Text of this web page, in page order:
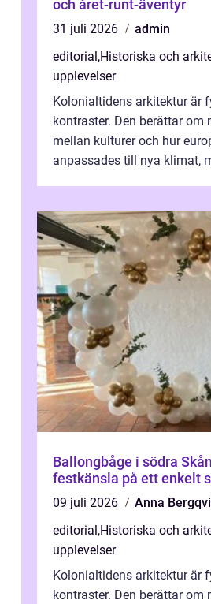
och året-runt-äventyr
31 juli 2026
admin
editorial,Historiska och
upplevelser
Kolonialtidens arkitektur är
kontraster. Den berättar om
mellan kulturer och hur
anpassades till nya klimat,
Ballongbåge i södra
festkänsla på ett enkelt
09 juli 2026
Anna
editorial,Historiska och
upplevelser
Kolonialtidens arkitektur är
kontraster. Den berättar om